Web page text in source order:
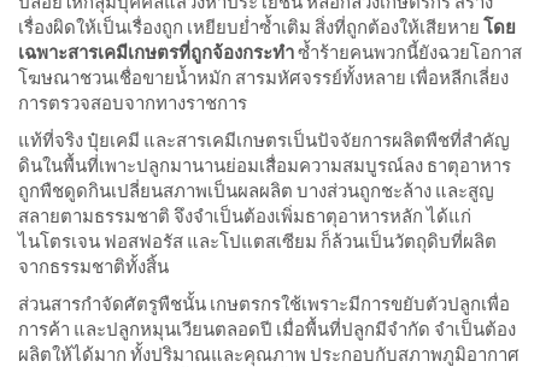
เรื่องผิดให้เป็นเรื่องถูก เหยียบย่ำซ้ำเติม สิ่งที่ถูกต้องให้เสียหาย โดย
เฉพาะสารเคมีเกษตรที่ถูกจ้องกระทำซ้ำร้ายคนพวกนี้ยังฉวยโอกาส
โฆษณาชวนเชื่อขายน้ำหมัก สารมหัศจรรย์ทั้งหลาย เพื่อหลีกเลี่ยง
การตรวจสอบจากทางราชการ
แท้ที่จริง ปุ๋ยเคมี และสารเคมีเกษตรเป็นปัจจัยการผลิตพืชที่สำคัญ
ดินในพื้นที่เพาะปลูกมานานย่อมเสื่อมความสมบูรณ์ลง ธาตุอาหาร
ถูกพืชดูดกินเปลี่ยนสภาพเป็นผลผลิต บางส่วนถูกชะล้าง และสูญ
สลายตามธรรมชาติ จึงจำเป็นต้องเพิ่มธาตุอาหารหลัก ได้แก่
ไนโตรเจน ฟอสฟอรัส และโปแตสเซียม ก็ล้วนเป็นวัตถุดิบที่ผลิต
จากธรรมชาติทั้งสิ้น
ส่วนสารกำจัดศัตรูพืชนั้น เกษตรกรใช้เพราะมีการขยับตัวปลูกเพื่อ
การค้า และปลูกหมุนเวียนตลอดปี เมื่อพื้นที่ปลูกมีจำกัด จำเป็นต้อง
ผลิตให้ได้มาก ทั้งปริมาณและคุณภาพ ประกอบกับสภาพภูมิอากาศ